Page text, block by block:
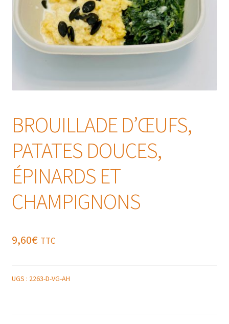
BROUILLADE D’ŒUFS,
PATATES DOUCES,
ÉPINARDS ET
CHAMPIGNONS
9,60€ TTC
UGS : 2263-D-VG-AH